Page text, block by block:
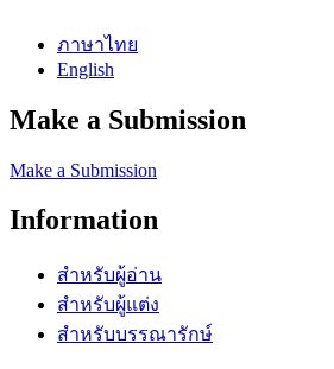
ภาษาไทย
English
Make a Submission
Make a Submission
Information
สำหรับผู้อ่าน
สำหรับผู้แต่ง
สำหรับบรรณารักษ์